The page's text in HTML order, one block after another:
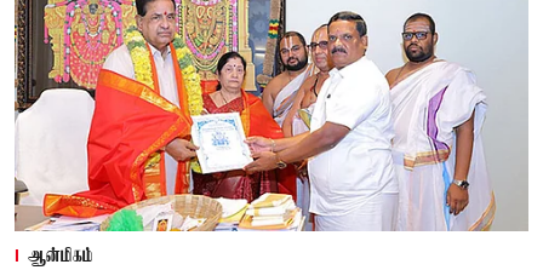
ஆன்மிகம்